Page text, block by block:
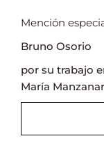
Mención
Bruno Osorio
por su trabajo
María